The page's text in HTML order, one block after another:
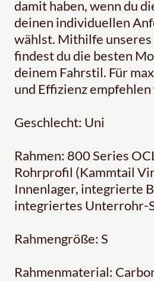
damit haben, wenn du
deinen individuellen
wählst. Mithilfe
findest du die besten
deinem Fahrstil. Für
und Effizienz
Geschlecht: Uni
Rahmen: 800 Series
Rohrprofil (Kammtail
Innenlager, integrierte
integriertes Unterrohr-
Rahmengröße: S
Rahmenmaterial: